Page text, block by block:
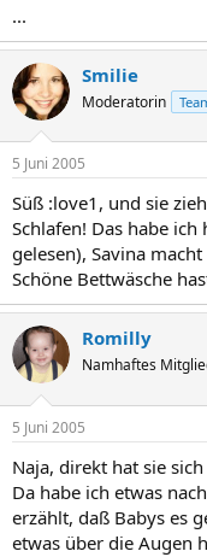
...
Smilie
Moderatorin
5 Juni 2005
Süß :love1, und sie
Schlafen! Das habe
gelesen), Savina
Schöne Bettwäsche
Romilly
Namhaftes
5 Juni 2005
Naja, direkt hat sie
Da habe ich etwas
erzählt, daß Babys es
etwas über die Augen